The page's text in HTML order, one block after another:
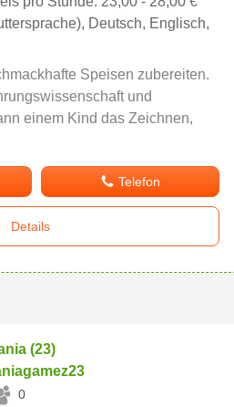
Deutsch, Englisch,
Speisen zubereiten.
und
einem Kind das Zeichnen,
Telefon
Details
(23)
0